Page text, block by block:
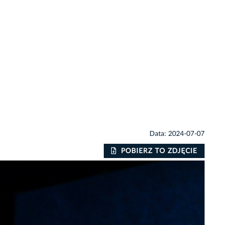
Data: 2024-07-07
POBIERZ TO ZDJĘCIE